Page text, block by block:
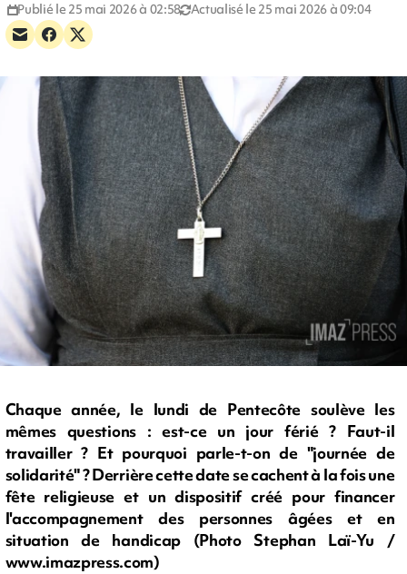
Publié le 25 mai 2026 à 02:58 Actualisé le 25 mai 2026 à 09:04
Chaque année, le lundi de Pentecôte soulève les
mêmes questions : est-ce un jour férié ? Faut-il
travailler ? Et pourquoi parle-t-on de "journée de
solidarité" ? Derrière cette date se cachent à la fois une
fête religieuse et un dispositif créé pour financer
l'accompagnement des personnes âgées et en
situation de handicap (Photo Stephan Laï-Yu /
www.imazpress.com)